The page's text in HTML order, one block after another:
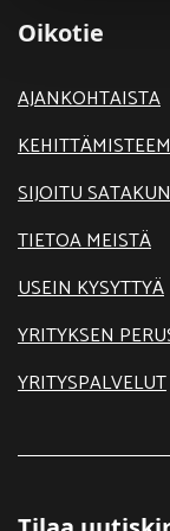
Oikotie
AJANKOHTAISTA
SIJOITU
TIETOA MEISTÄ
USEIN KYSYTTYÄ
YRITYKSEN
YRITYSPALVELUT